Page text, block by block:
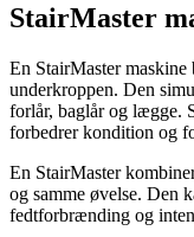
StairMaster
En StairMaster
underkroppen. Den
forlår, baglår og lægge.
forbedrer kondition og
En StairMaster
og samme øvelse. Den
fedtforbrænding og